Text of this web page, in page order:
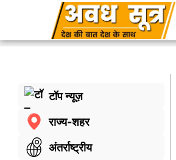
टॉप न्यूज़
राज्य-शहर
अंतर्राष्ट्रीय